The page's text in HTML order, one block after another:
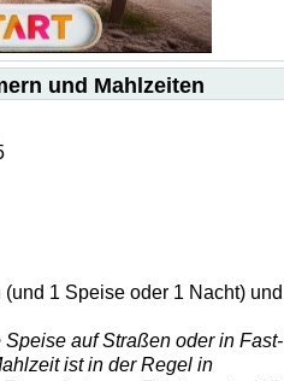
und Mahlzeiten
1 Speise oder 1 Nacht) und
auf Straßen oder in Fast-
ist in der Regel in